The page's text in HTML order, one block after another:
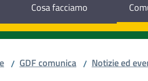
Cosa facciamo
/ GDF comunica / Notizie ed